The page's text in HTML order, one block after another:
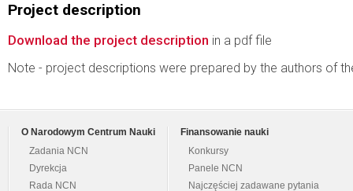
Project description
Download the project description in a pdf file
Note - project descriptions were prepared by the authors of
O Narodowym Centrum Nauki
Zadania NCN
Dyrekcja
Rada NCN
Finansowanie nauki
Konkursy
Panele NCN
Najczęściej zadawane pytania